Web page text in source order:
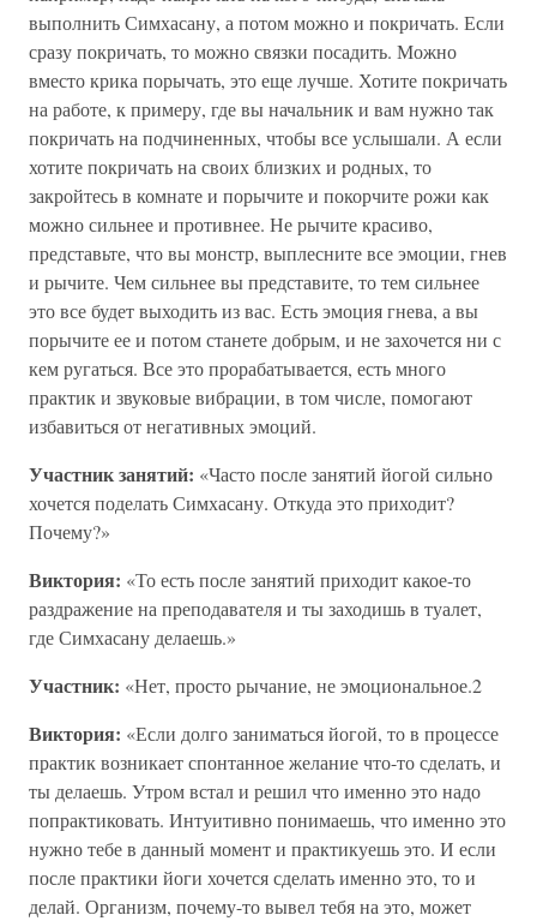
выполнить Симхасану, а потом можно и покричать. Если
сразу покричать, то можно связки посадить. Можно
вместо крика порычать, это еще лучше. Хотите покричать
на работе, к примеру, где вы начальник и вам нужно так
покричать на подчиненных, чтобы все услышали. А если
хотите покричать на своих близких и родных, то
закройтесь в комнате и порычите и покорчите рожи как
можно сильнее и противнее. Не рычите красиво,
представьте, что вы монстр, выплесните все эмоции, гнев
и рычите. Чем сильнее вы представите, то тем сильнее
это все будет выходить из вас. Есть эмоция гнева, а вы
порычите ее и потом станете добрым, и не захочется ни с
кем ругаться. Все это прорабатывается, есть много
практик и звуковые вибрации, в том числе, помогают
избавиться от негативных эмоций.
Участник занятий: «Часто после занятий йогой сильно
хочется поделать Симхасану. Откуда это приходит?
Почему?»
Виктория: «То есть после занятий приходит какое-то
раздражение на преподавателя и ты заходишь в туалет,
где Симхасану делаешь.»
Участник: «Нет, просто рычание, не эмоциональное.2
Виктория: «Если долго заниматься йогой, то в процессе
практик возникает спонтанное желание что-то сделать, и
ты делаешь. Утром встал и решил что именно это надо
попрактиковать. Интуитивно понимаешь, что именно это
нужно тебе в данный момент и практикуешь это. И если
после практики йоги хочется сделать именно это, то и
делай. Организм, почему-то вывел тебя на это, может